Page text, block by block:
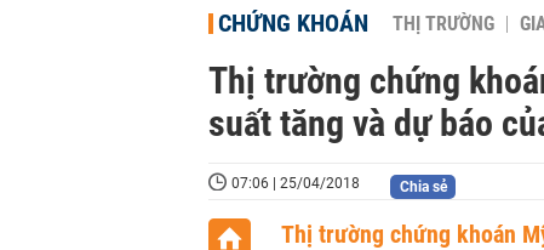
CHỨNG KHOÁN THỊ TRƯỜNG
Thị trường chứng
suất tăng và dự báo
07:06 | 25/04/2018 Chia sẻ
Thị trường chứng khoán